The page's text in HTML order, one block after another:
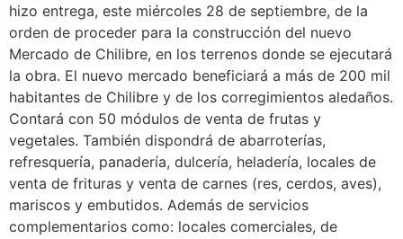
hizo entrega, este miércoles 28 de septiembre, de la
orden de proceder para la construcción del nuevo
Mercado de Chilibre, en los terrenos donde se ejecutará
la obra. El nuevo mercado beneficiará a más de 200 mil
habitantes de Chilibre y de los corregimientos aledaños.
Contará con 50 módulos de venta de frutas y
vegetales. También dispondrá de abarroterías,
refresquería, panadería, dulcería, heladería, locales de
venta de frituras y venta de carnes (res, cerdos, aves),
mariscos y embutidos. Además de servicios
complementarios como: locales comerciales, de